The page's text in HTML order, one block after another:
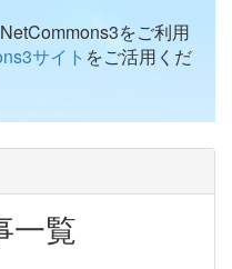
をご利用
サイト をご活用くだ
一覧